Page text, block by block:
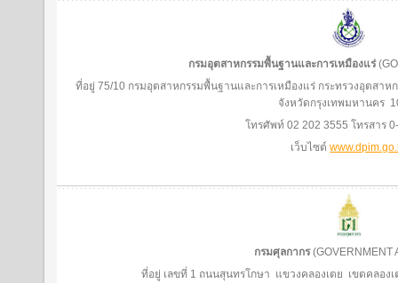
กรมอุตสาหกรรมพื้นฐานและการเหมืองแร่
ที่อยู่ 75/10 กรมอุตสาหกรรมพื้นฐานและการเหมืองแร่ กระทรวงอุตสา
จังหวัดกรุงเทพมหานคร
โทรศัพท์ 02 202 3555 โทรสาร
เว็บไซต์
กรมศุลกากร(GOVERNMENT
ที่อยู่ เลขที่ 1 ถนนสุนทรโกษา แขวงคลองเตย เขตคลอง